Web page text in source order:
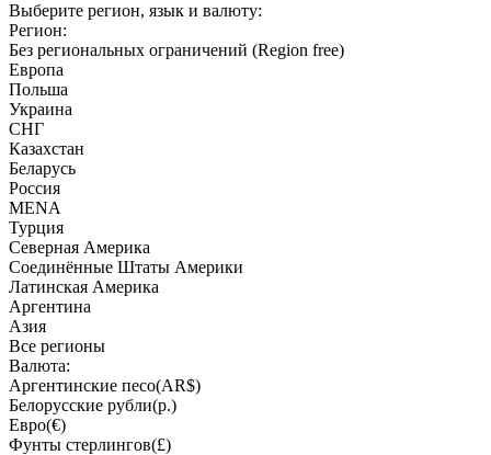
Выберите регион, язык и валюту:
Регион:
Без региональных ограничений (Region free)
Европа
Польша
Украина
СНГ
Казахстан
Беларусь
Россия
MENA
Турция
Северная Америка
Соединённые Штаты Америки
Латинская Америка
Аргентина
Азия
Все регионы
Валюта:
Аргентинские песо(AR$)
Белорусские рубли(р.)
Евро(€)
Фунты стерлингов(£)